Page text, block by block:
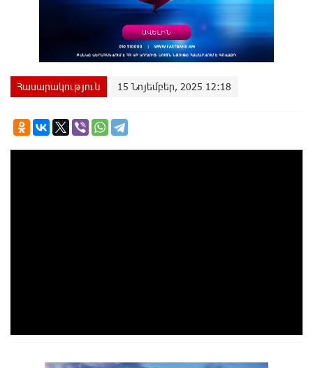
Հասարակություն 15 Նոյեմբեր, 2025 12:18